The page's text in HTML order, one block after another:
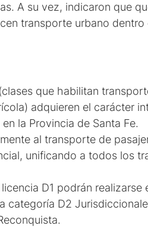
A su vez, indicaron que
transporte urbano dentro
que habilitan
adquieren el carácter
la Provincia de Santa Fe.
al transporte de
unificando a todos los
D1 podrán realizarse
categoría D2